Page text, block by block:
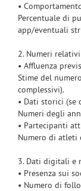
•
Percentuale di
app/eventuali
2. Numeri
• Affluenza
Stime del
complessivi).
• Dati storici (se
Numeri degli
• Partecipanti
Numero di atleti
3. Dati digitali e
• Presenza sui
• Numero di